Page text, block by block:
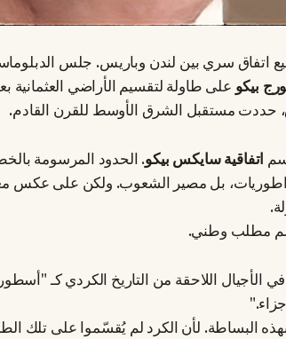
بيكو على طاولة لتقسيم الأراضي العثمانية
حددت مستقبل الشرق الأوسط للقرن القادم.
اتفاقية سايكس بيكو. الحدود المرسومة
بل مصير الشعوب. ولكن على عكس
مطلب وطني.
اللاحقة من التاريخ الكردي كـ
البساطة. لأن الكرد لم يُقسّموا على تلك